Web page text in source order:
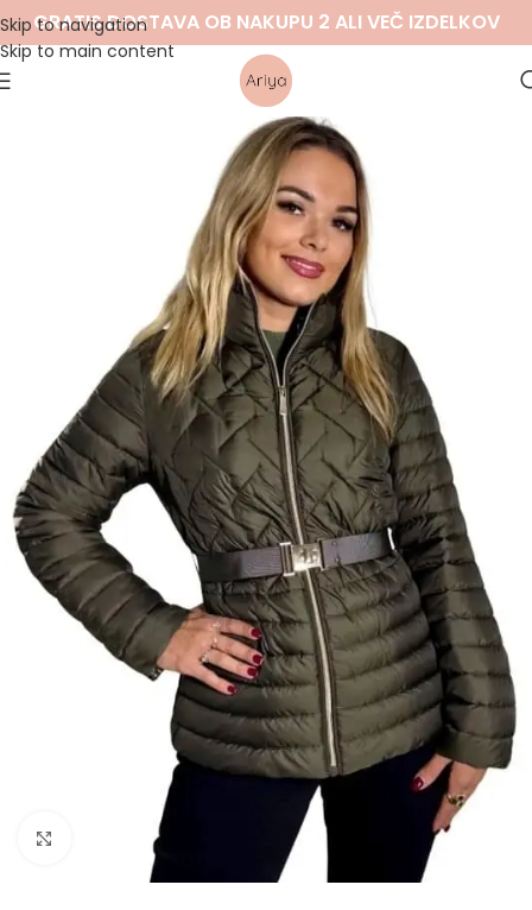
Skip to navigation
Skip to main content
GRATIS DOSTAVA OB NAKUPU 2 ALI VEČ IZDELKOV
Click to enlarge